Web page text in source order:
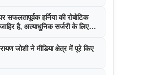
सफलतापूर्वक हर्निया की रोबोटिक
है, अत्याधुनिक सर्जरी के लिए
जोशी ने मीडिया क्षेत्र में पूरे किए